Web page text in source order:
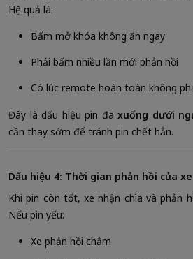
Hệ quả là:
Bấm mở khóa không ăn ngay
Phải bấm nhiều lần mới phản hồi
Có lúc remote hoàn toàn không
Đây là dấu hiệu pin đã xuống dưới
cần thay sớm để tránh pin chết hẳn.
Dấu hiệu 4: Thời gian phản hồi của
Khi pin còn tốt, xe nhận chìa và phản
Nếu pin yếu:
Xe phản hồi chậm